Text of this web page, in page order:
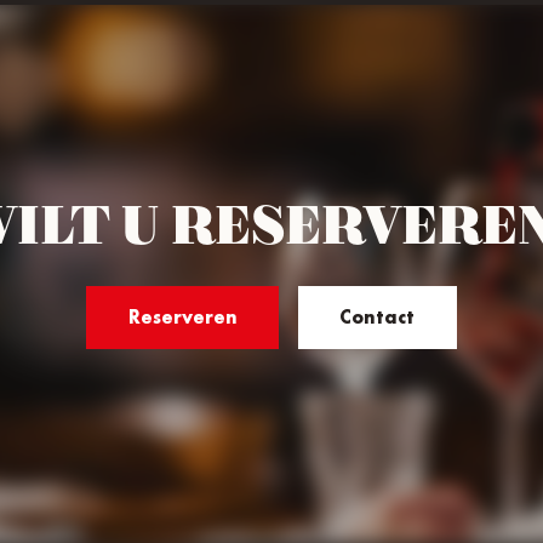
U
Reserveren Contact